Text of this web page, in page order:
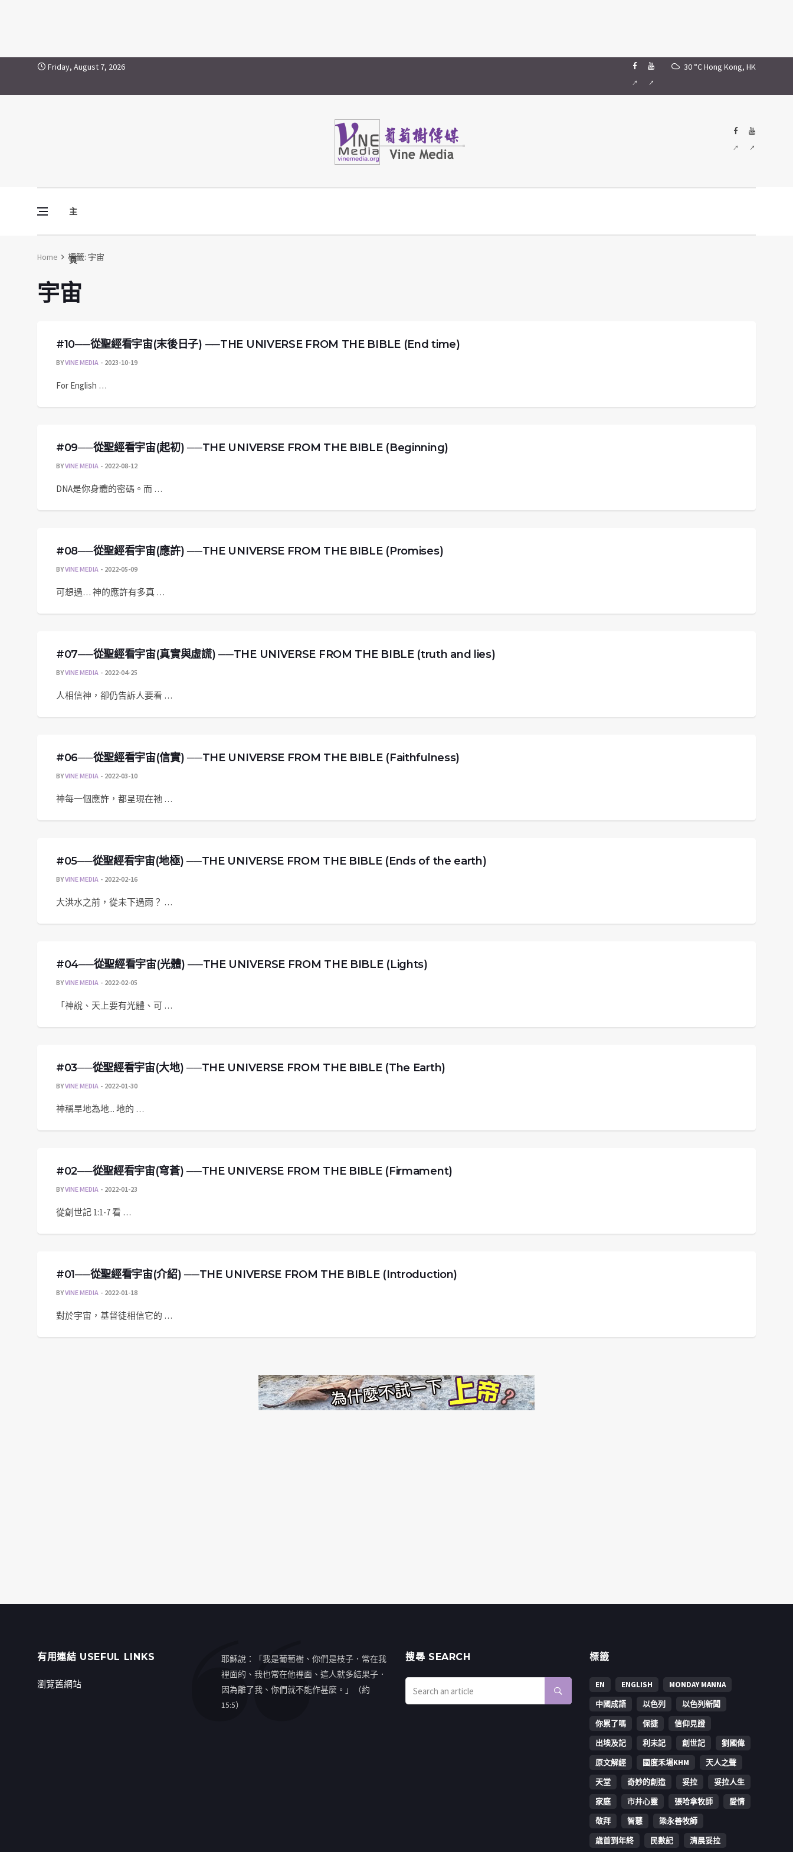
Skip to contentFriday, August 7, 2026 30 °CHong Kong, HK
主
頁
Vine Media
葡萄樹傳媒
Home 標籤: 宇宙
宇宙
#10──從聖經看宇宙(末後日子) ──THE UNIVERSE FROM THE BIBLE (End time)
BYVINE MEDIA 2023-10-19
For English …
#09──從聖經看宇宙(起初) ──THE UNIVERSE FROM THE BIBLE (Beginning)
BYVINE MEDIA 2022-08-12
DNA是你身體的密碼。而 …
#08──從聖經看宇宙(應許) ──THE UNIVERSE FROM THE BIBLE (Promises)
BYVINE MEDIA 2022-05-09
可想過… 神的應許有多真 …
#07──從聖經看宇宙(真實與虛謊) ──THE UNIVERSE FROM THE BIBLE (truth and lies)
BYVINE MEDIA 2022-04-25
人相信神，卻仍告訴人要看 …
#06──從聖經看宇宙(信實) ──THE UNIVERSE FROM THE BIBLE (Faithfulness)
BYVINE MEDIA 2022-03-10
神每一個應許，都呈現在祂 …
#05──從聖經看宇宙(地極) ──THE UNIVERSE FROM THE BIBLE (Ends of the earth)
BYVINE MEDIA 2022-02-16
大洪水之前，從未下過雨？ …
#04──從聖經看宇宙(光體) ──THE UNIVERSE FROM THE BIBLE (Lights)
BYVINE MEDIA 2022-02-05
「神說、天上要有光體、可 …
#03──從聖經看宇宙(大地) ──THE UNIVERSE FROM THE BIBLE (The Earth)
BYVINE MEDIA 2022-01-30
神稱旱地為地... 地的 …
#02──從聖經看宇宙(穹蒼) ──THE UNIVERSE FROM THE BIBLE (Firmament)
BYVINE MEDIA 2022-01-23
從創世記 1:1-7 看 …
#01──從聖經看宇宙(介紹) ──THE UNIVERSE FROM THE BIBLE (Introduction)
BYVINE MEDIA 2022-01-18
對於宇宙，基督徒相信它的 …
有用連結 USEFUL LINKS
瀏覽舊網站
耶穌說：「我是葡萄樹、你們是枝子．常在我
裡面的、我也常在他裡面、這人就多結果子．
因為離了我、你們就不能作甚麼。」（約
15:5）
搜㝷 SEARCH 標籤
EN ENGLISH
MONDAY MANNA
中國成語
以色列
以色列新聞
你累了嗎
保捷
信仰見證
出埃及記
利未記 創世記
劉國偉
原文解經
國度禾場KHM
天人之聲
天堂
奇妙的創造 妥拉
妥拉人生
家庭
市井心靈 張哈拿牧師
愛情
敬拜
智慧
梁永善牧師
歳首到年終
民數記 清晨妥拉